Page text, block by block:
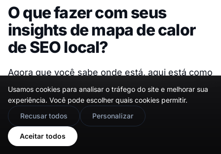
O que fazer com seus
insights de mapa de calor
de SEO local?
Agora que você sabe onde está, aqui está como
melhorar seu desempenho de SEO local:
🔴 Para Zonas Vermelhas
(Classificação 11+)
Usamos cookies para analisar o tráfego do site e melhorar sua
experiência. Você pode escolher quais cookies permitir.
Recusar todos
Personalizar
Aceitar todos
🇬🇧 Would you prefer this site in English?
View in English